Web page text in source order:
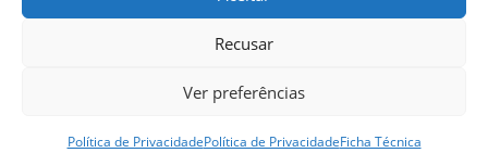
Recusar
Ver preferências
Política de PrivacidadePolítica de PrivacidadeFicha Técnica
Almada online. Todos os direitos reservados